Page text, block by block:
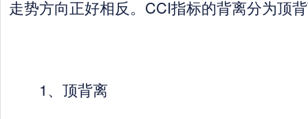
走势方向正好相反。CCI指标的背离分为顶
1、顶背离